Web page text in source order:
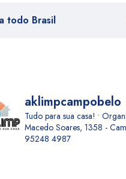
todo Brasil
aklimpcampobelo
Tudo para sua casa! •
Macedo Soares, 1358 -
95248 4987